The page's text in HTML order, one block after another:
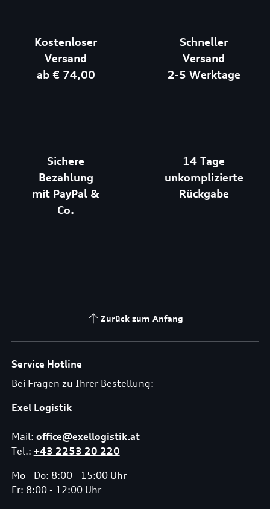
Kostenloser
Versand
ab € 74,00
Schneller
Versand
2-5 Werktage
Sichere
Bezahlung
mit PayPal &
Co.
14 Tage
unkomplizierte
Rückgabe
Zurück zum Anfang
Service Hotline
Bei Fragen zu Ihrer Bestellung:
Exel Logistik
Mail: office@exellogistik.at
Tel.: +43 2253 20 220
Mo - Do: 8:00 - 15:00 Uhr
Fr: 8:00 - 12:00 Uhr